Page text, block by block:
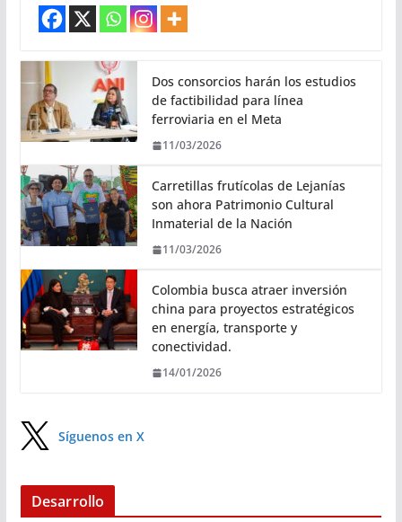
Dos consorcios harán los estudios
de factibilidad para línea
ferroviaria en el Meta
11/03/2026
Carretillas frutícolas de Lejanías
son ahora Patrimonio Cultural
Inmaterial de la Nación
11/03/2026
Colombia busca atraer inversión
china para proyectos estratégicos
en energía, transporte y
conectividad.
14/01/2026
Síguenos en X
Desarrollo